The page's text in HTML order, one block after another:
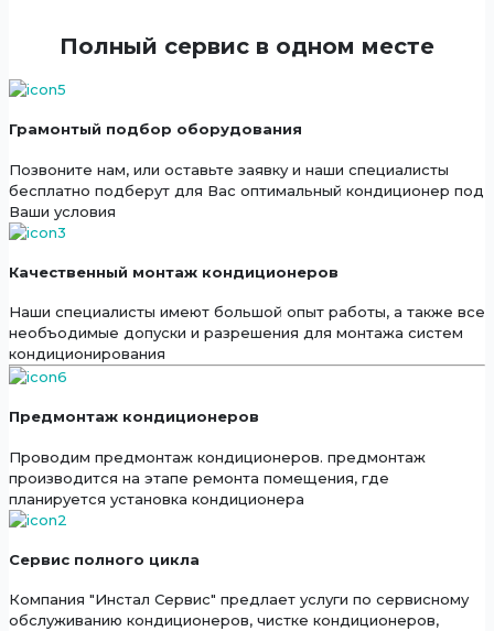
Полный сервис в одном месте
Грамонтый подбор оборудования
Позвоните нам, или оставьте заявку и наши специалисты
бесплатно подберут для Вас оптимальный кондиционер под
Ваши условия
Качественный монтаж кондиционеров
Наши специалисты имеют большой опыт работы, а также все
необъодимые допуски и разрешения для монтажа систем
кондиционирования
Предмонтаж кондиционеров
Проводим предмонтаж кондиционеров. предмонтаж
производится на этапе ремонта помещения, где
планируется установка кондиционера
Сервис полного цикла
Компания "Инстал Сервис" предлает услуги по сервисному
обслуживанию кондиционеров, чистке кондиционеров,